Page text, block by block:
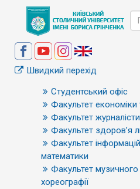
Швидкий перехід
Студентський офіс
Факультет економіки
Факультет
Факультет здоров’я
Факультет
математики
Факультет музичного
хореографії